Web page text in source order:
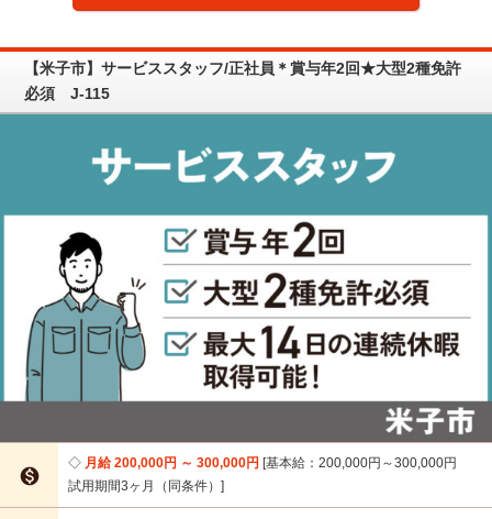
【米子市】サービススタッフ/正社員＊賞与年2回★大型2種免許
必須 J-115

月給 200,000円 ～ 300,000円 基本給：200,000円～300,000円
試用期間3ヶ月（同条件）